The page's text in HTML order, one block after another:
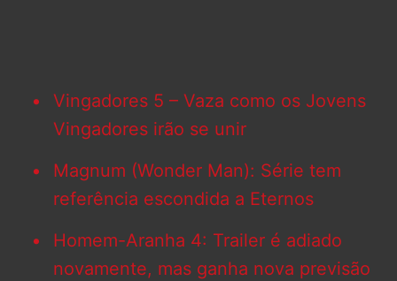
Vingadores 5 – Vaza como os Jovens
Vingadores irão se unir
Magnum (Wonder Man): Série tem
referência escondida a Eternos
Homem-Aranha 4: Trailer é adiado
novamente, mas ganha nova previsão